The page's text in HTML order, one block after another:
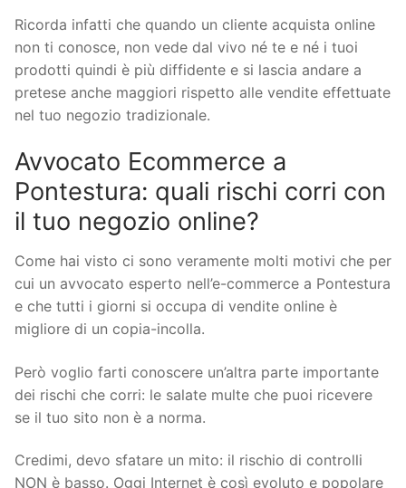
Ricorda infatti che quando un cliente acquista online
non ti conosce, non vede dal vivo né te e né i tuoi
prodotti quindi è più diffidente e si lascia andare a
pretese anche maggiori rispetto alle vendite effettuate
nel tuo negozio tradizionale.
Avvocato Ecommerce a
Pontestura: quali rischi corri con
il tuo negozio online?
Come hai visto ci sono veramente molti motivi che per
cui un avvocato esperto nell’e-commerce a Pontestura
e che tutti i giorni si occupa di vendite online è
migliore di un copia-incolla.
Però voglio farti conoscere un’altra parte importante
dei rischi che corri: le salate multe che puoi ricevere
se il tuo sito non è a norma.
Credimi, devo sfatare un mito: il rischio di controlli
NON è basso. Oggi Internet è così evoluto e popolare